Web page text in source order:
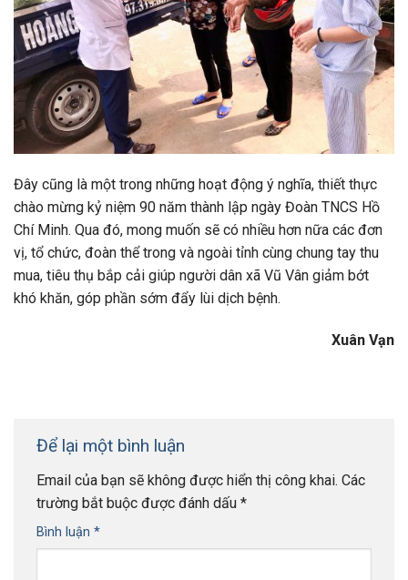
Đây cũng là một trong những hoạt động ý nghĩa, thiết thực
chào mừng kỷ niệm 90 năm thành lập ngày Đoàn TNCS Hồ
Chí Minh. Qua đó, mong muốn sẽ có nhiều hơn nữa các đơn
vị, tổ chức, đoàn thể trong và ngoài tỉnh cùng chung tay thu
mua, tiêu thụ bắp cải giúp người dân xã Vũ Vân giảm bớt
khó khăn, góp phần sớm đẩy lùi dịch bệnh.
Xuân Vạn
Để lại một bình luận
Email của bạn sẽ không được hiển thị công khai. Các
trường bắt buộc được đánh dấu *
Bình luận *